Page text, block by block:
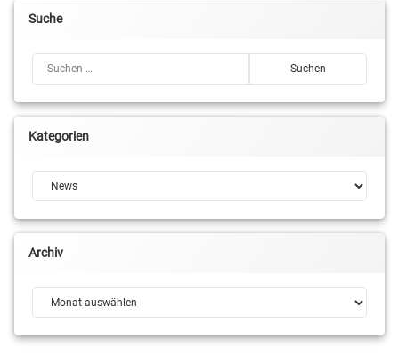
Suche
Kategorien
Kategorien
Archiv
Archiv